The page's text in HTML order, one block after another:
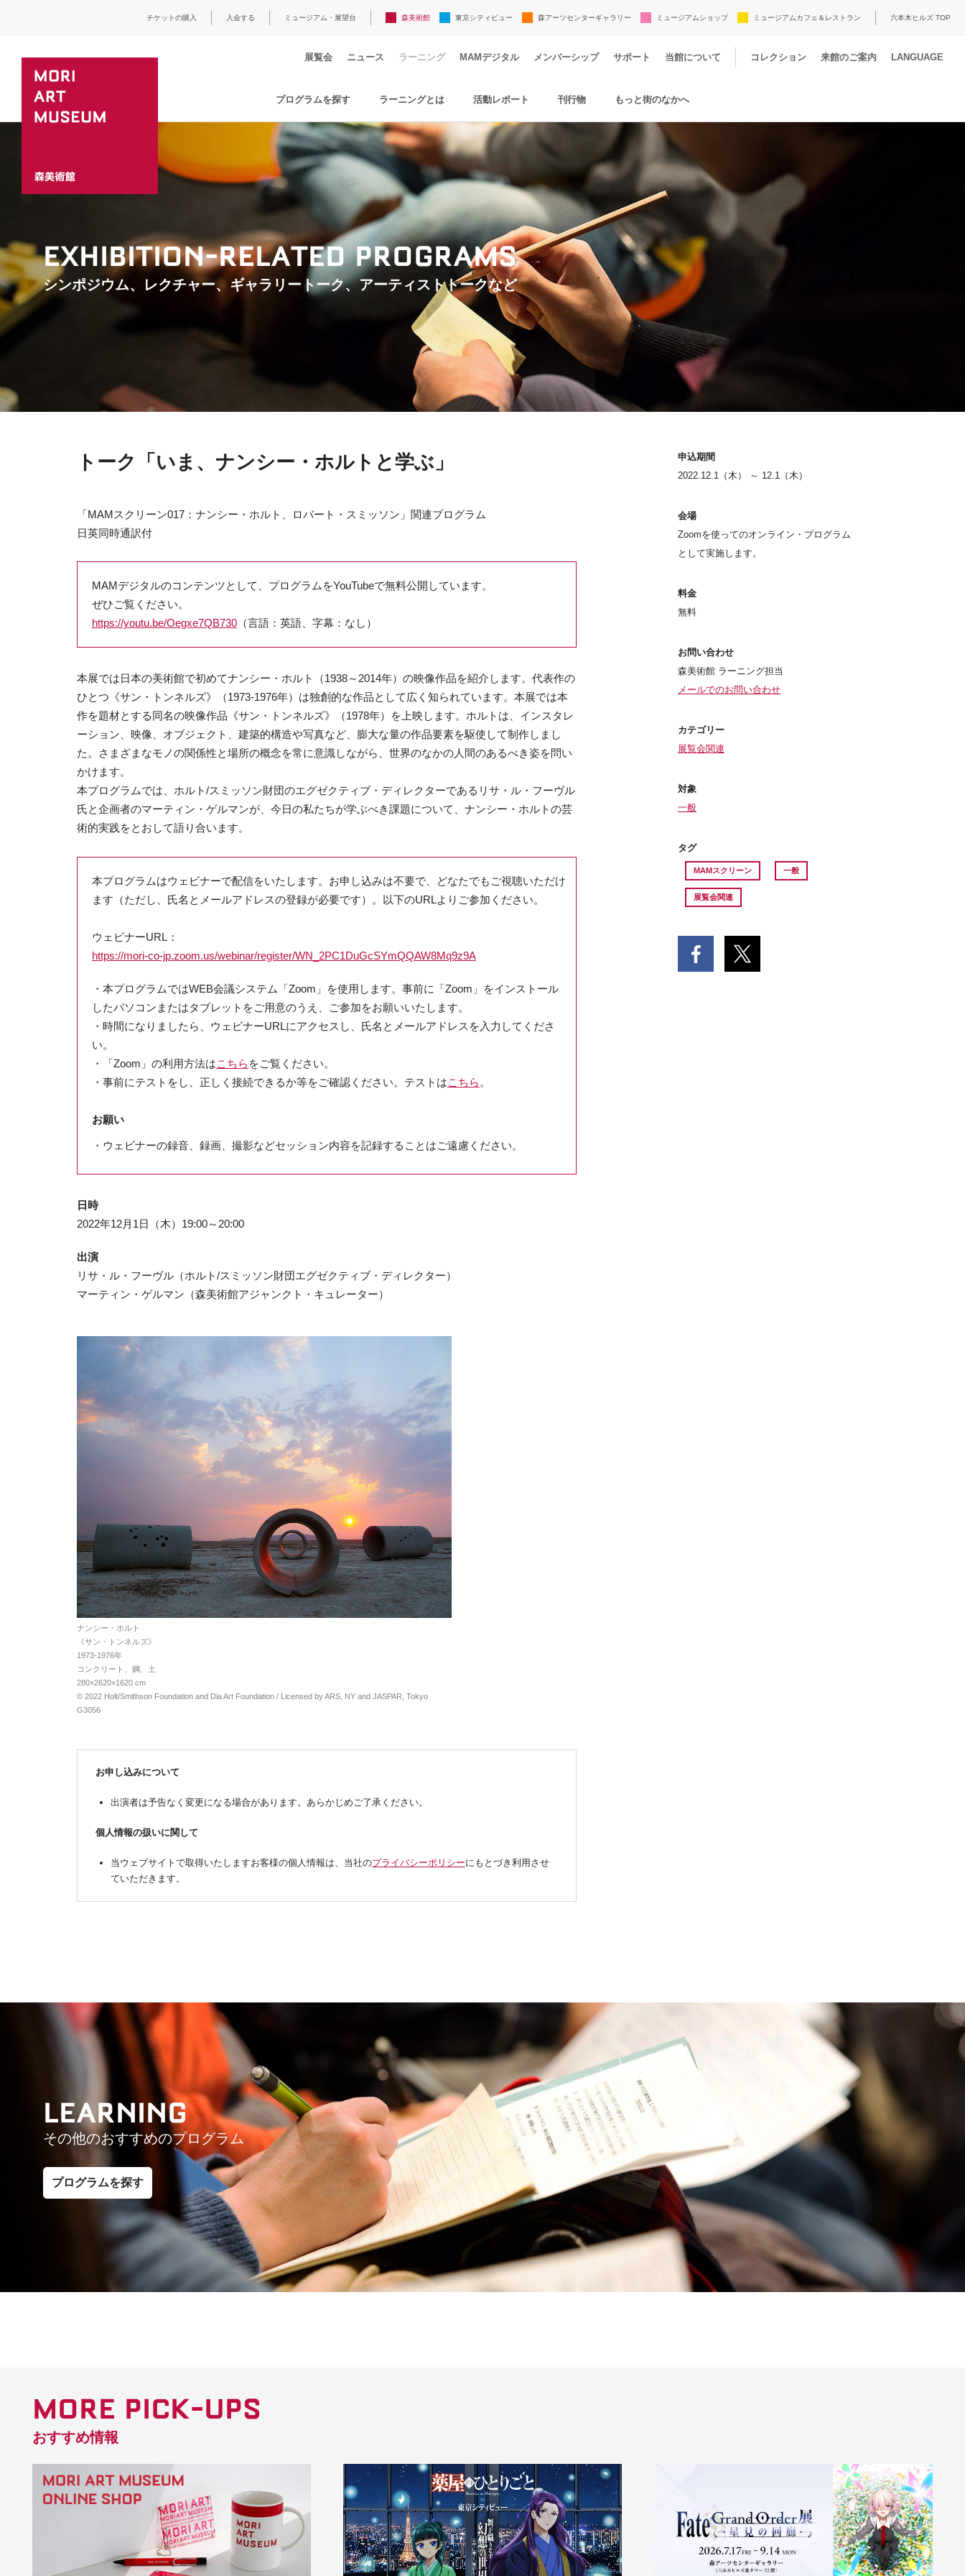
チケットの購入 入会する ミュージアム・展望台 森美術館 東京シティビュー 森アーツセンターギャラリー ミュージアムショップ ミュージアムカフェ＆レストラン 六本木ヒルズ TOP
展覧会 ニュース ラーニング MAMデジタル メンバーシップ サポート 当館について コレクション 来館のご案内 LANGUAGE
EXHIBITION-RELATED PROGRAMS
シンポジウム、レクチャー、ギャラリートーク、アーティストトークなど
プログラムを探す ラーニングとは 活動レポート 刊行物 もっと街のなかへ
トーク「いま、ナンシー・ホルトと学ぶ」
「MAMスクリーン017：ナンシー・ホルト、ロバート・スミッソン」関連プログラム
日英同時通訳付
MAMデジタルのコンテンツとして、プログラムをYouTubeで無料公開しています。
ぜひご覧ください。
https://youtu.be/Oegxe7QB730（言語：英語、字幕：なし）
本展では日本の美術館で初めてナンシー・ホルト（1938～2014年）の映像作品を紹介します。代表作の
ひとつ《サン・トンネルズ》（1973-1976年）は独創的な作品として広く知られています。本展では本
作を題材とする同名の映像作品《サン・トンネルズ》（1978年）を上映します。ホルトは、インスタレ
ーション、映像、オブジェクト、建築的構造や写真など、膨大な量の作品要素を駆使して制作しまし
た。さまざまなモノの関係性と場所の概念を常に意識しながら、世界のなかの人間のあるべき姿を問い
かけます。
本プログラムでは、ホルト/スミッソン財団のエグゼクティブ・ディレクターであるリサ・ル・フーヴル
氏と企画者のマーティン・ゲルマンが、今日の私たちが学ぶべき課題について、ナンシー・ホルトの芸
術的実践をとおして語り合います。
本プログラムはウェビナーで配信をいたします。お申し込みは不要で、どなたでもご視聴いただけ
ます（ただし、氏名とメールアドレスの登録が必要です）。以下のURLよりご参加ください。
ウェビナーURL：
https://mori-co-jp.zoom.us/webinar/register/WN_2PC1DuGcSYmQQAW8Mq9z9A
・本プログラムではWEB会議システム「Zoom」を使用します。事前に「Zoom」をインストール
したパソコンまたはタブレットをご用意のうえ、ご参加をお願いいたします。
・時間になりましたら、ウェビナーURLにアクセスし、氏名とメールアドレスを入力してくださ
い。
・「Zoom」の利用方法はこちら をご覧ください。
・事前にテストをし、正しく接続できるか等をご確認ください。テストはこちら 。
お願い
・ウェビナーの録音、録画、撮影などセッション内容を記録することはご遠慮ください。
日時
2022年12月1日（木）19:00～20:00
出演
リサ・ル・フーヴル（ホルト/スミッソン財団エグゼクティブ・ディレクター）
マーティン・ゲルマン（森美術館アジャンクト・キュレーター）
ナンシー・ホルト
《サン・トンネルズ》
1973-1976年
コンクリート、鋼、土
280×2620×1620 cm
© 2022 Holt/Smithson Foundation and Dia Art Foundation / Licensed by ARS, NY and JASPAR, Tokyo
G3056
お申し込みについて
出演者は予告なく変更になる場合があります。あらかじめご了承ください。
個人情報の扱いに関して
当ウェブサイトで取得いたしますお客様の個人情報は、当社のプライバシーポリシーにもとづき利用させ
ていただきます。
申込期間
2022.12.1（木） ～ 12.1（木）
会場
Zoomを使ってのオンライン・プログラム
として実施します。
料金
無料
お問い合わせ
森美術館 ラーニング担当
メールでのお問い合わせ
カテゴリー
展覧会関連
対象
一般
タグ
MAMスクリーン 一般
展覧会関連
LEARNING
その他のおすすめのプログラム
プログラムを探す
MORE PICK-UPS
おすすめ情報